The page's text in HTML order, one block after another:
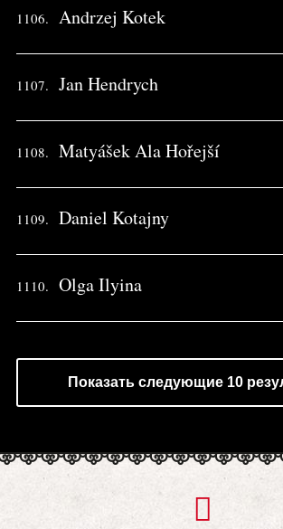
1106. Andrzej Kotek
1107. Jan Hendrych
1108. Matyášek Ala Hořejší
1109. Daniel Kotajny
1110. Olga Ilyina
Показать следующие 10